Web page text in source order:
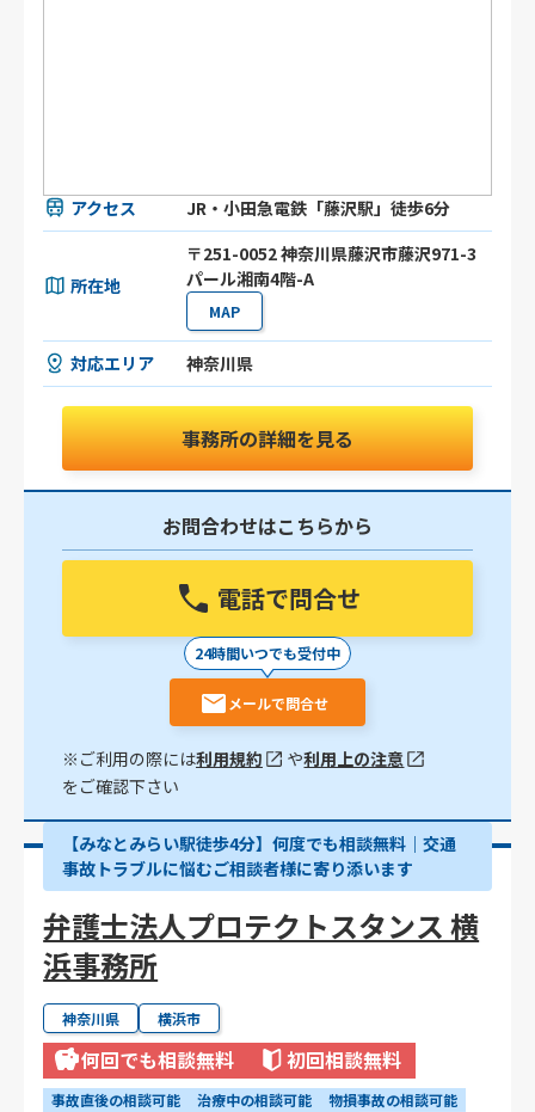
アクセス JR・小田急電鉄「藤沢駅」徒歩6分
所在地
〒251-0052 神奈川県藤沢市藤沢971-3
パール湘南4階-A
MAP
対応エリア 神奈川県
事務所の詳細を見る
お問合わせはこちらから
電話で問合せ
24時間いつでも受付中
メールで問合せ
※ご利用の際には利用規約 や利用上の注意
をご確認下さい
【みなとみらい駅徒歩4分】何度でも相談無料｜交通
事故トラブルに悩むご相談者様に寄り添います
弁護士法人プロテクトスタンス 横
浜事務所
神奈川県 横浜市
何回でも相談無料 初回相談無料
事故直後の相談可能 治療中の相談可能
物損事故の相談可能